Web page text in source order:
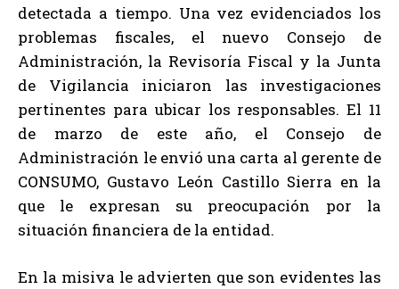
detectada a tiempo. Una vez evidenciados los
problemas fiscales, el nuevo Consejo de
Administración, la Revisoría Fiscal y la Junta
de Vigilancia iniciaron las investigaciones
pertinentes para ubicar los responsables. El 11
de marzo de este año, el Consejo de
Administración le envió una carta al gerente de
CONSUMO, Gustavo León Castillo Sierra en la
que le expresan su preocupación por la
situación financiera de la entidad.
En la misiva le advierten que son evidentes las